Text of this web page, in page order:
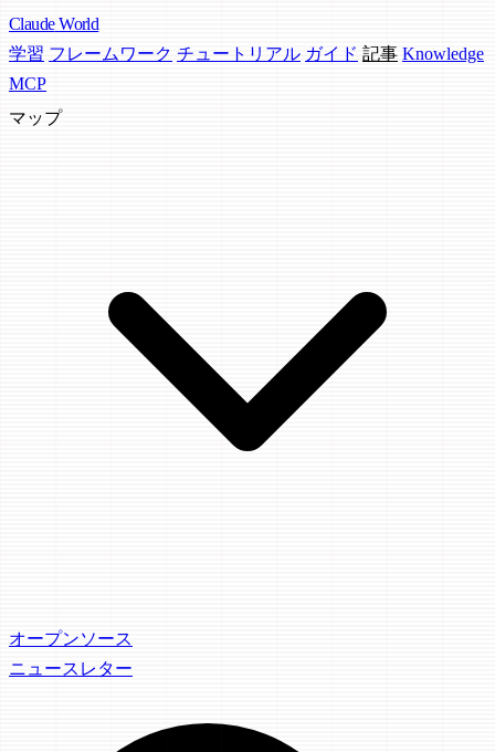
Claude World
学習 フレームワーク チュートリアル ガイド 記事 Knowledge
MCP
マップ
オープンソース
ニュースレター